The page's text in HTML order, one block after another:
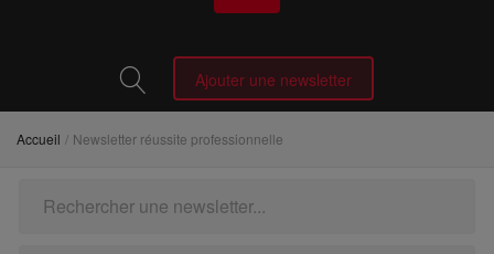
Ajouter une newsletter
Accueil Newsletter réussite professionnelle